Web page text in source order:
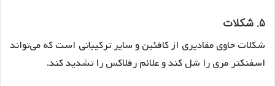
5. شکلات
شکلات حاوی مقادیری از کافئین و سایر ترکیباتی است که می‌تواند
اسفنکتر مری را شل کند و علائم رفلاکس را تشدید کند.